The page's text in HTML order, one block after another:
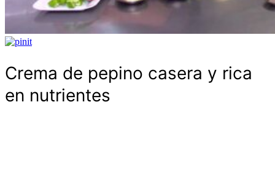
Crema de pepino casera y rica
en nutrientes